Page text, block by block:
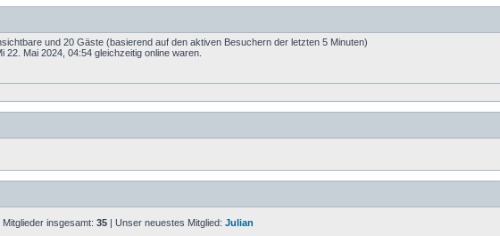
und 20 Gäste (basierend auf den aktiven Besuchern der letzten 5 Minuten)
22. Mai 2024, 04:54 gleichzeitig online waren.
Mitglieder insgesamt: 35 | Unser neuestes Mitglied: Julian